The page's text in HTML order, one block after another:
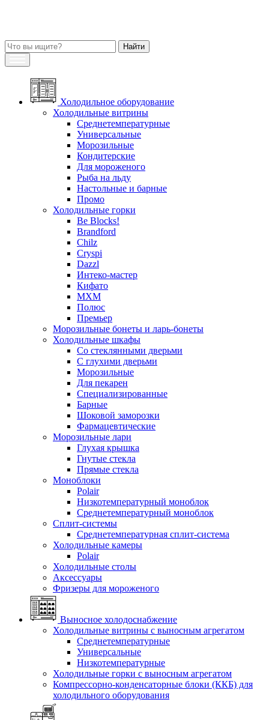
Холодильное оборудование
Холодильные витрины
Среднетемпературные
Универсальные
Морозильные
Кондитерские
Для мороженого
Рыба на льду
Настольные и барные
Промо
Холодильные горки
Be Blocks!
Brandford
Chilz
Cryspi
Dazzl
Интеко-мастер
Кифато
МХМ
Полюс
Премьер
Морозильные бонеты и ларь-бонеты
Холодильные шкафы
Со стеклянными дверьми
С глухими дверьми
Морозильные
Для пекарен
Специализированные
Барные
Шоковой заморозки
Фармацевтические
Морозильные лари
Глухая крышка
Гнутые стекла
Прямые стекла
Моноблоки
Polair
Низкотемпературный моноблок
Среднетемпературный моноблок
Сплит-системы
Среднетемпературная сплит-система
Холодильные камеры
Polair
Холодильные столы
Аксессуары
Фризеры для мороженого
Выносное холодоснабжение
Холодильные витрины с выносным агрегатом
Среднетемпературные
Универсальные
Низкотемпературные
Холодильные горки с выносным агрегатом
Компрессорно-конденсаторные блоки (ККБ) для
холодильного оборудования